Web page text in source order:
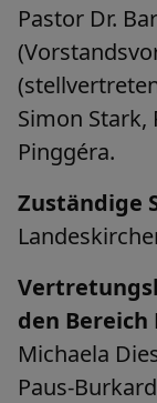
Pastor Dr.
Simon Stark,
Pinggéra.
Zuständige
den
Michaela
Paus-Burkard